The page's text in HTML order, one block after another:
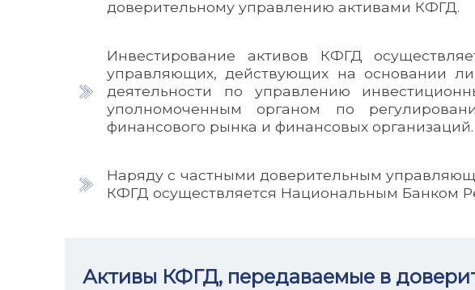
доверительному управлению активами КФГД.
Инвестирование активов КФГД
управляющих, действующих на основании
деятельности по управлению
уполномоченным органом по
финансового рынка и финансовых организаций.
Наряду с частными доверительным
КФГД осуществляется Национальным Банком
Активы КФГД, передаваемые в